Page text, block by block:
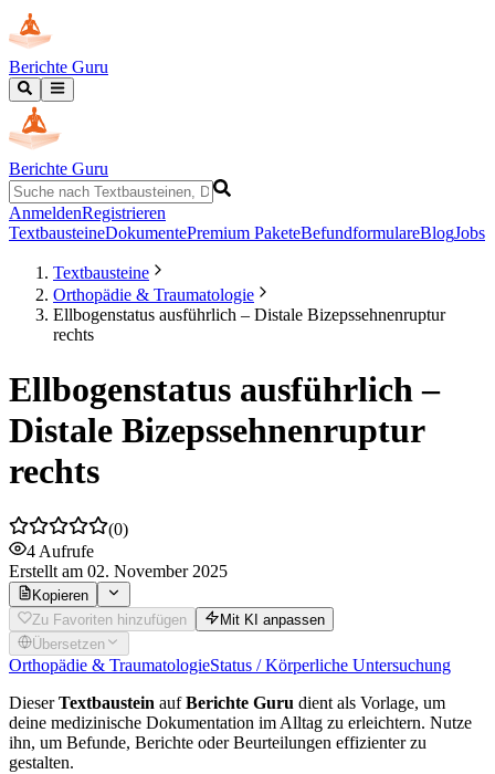
Berichte Guru
Berichte Guru
AnmeldenRegistrieren
TextbausteineDokumentePremium PaketeBefundformulareBlogJobs
Textbausteine
Orthopädie & Traumatologie
Ellbogenstatus ausführlich – Distale Bizepssehnenruptur
rechts
Ellbogenstatus ausführlich –
Distale Bizepssehnenruptur
rechts
(0)
4 Aufrufe
Erstellt am 02. November 2025
Kopieren
Zu Favoriten hinzufügen
Mit KI anpassen
Übersetzen
Orthopädie & TraumatologieStatus / Körperliche Untersuchung
DieserTextbaustein aufBerichte Guru dient als Vorlage, um
deine medizinische Dokumentation im Alltag zu erleichtern. Nutze
ihn, um Befunde, Berichte oder Beurteilungen effizienter zu
gestalten.